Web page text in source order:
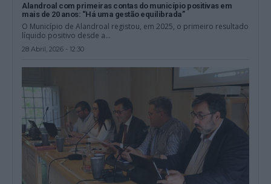
Alandroal com primeiras contas do município positivas em
mais de 20 anos: “Há uma gestão equilibrada”
O Município de Alandroal registou, em 2025, o primeiro resultado
líquido positivo desde a...
28 Abril, 2026 - 12:30